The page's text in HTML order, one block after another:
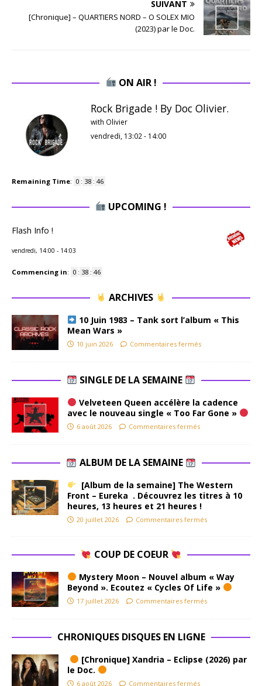
SUIVANT
[Chronique] – QUARTIERS NORD – O SOLEX MIO
(2023) par le Doc.
ON AIR !
Rock Brigade ! By Doc Olivier.
with Olivier
vendredi, 13:02 - 14:00
Remaining Time: 0 : 38 : 45
UPCOMING !
Flash Info !
vendredi, 14:00 - 14:03
Commencing in: 0 : 38 : 45
ARCHIVES
10 Juin 1983 – Tank sort l’album « This
Mean Wars »
10 juin 2026 Commentaires fermés
SINGLE DE LA SEMAINE
Velveteen Queen accélère la cadence
avec le nouveau single « Too Far Gone »
6 août 2026 Commentaires fermés
ALBUM DE LA SEMAINE
[Album de la semaine] The Western
Front – Eureka . Découvrez les titres à 10
heures, 13 heures et 21 heures !
20 juillet 2026 Commentaires fermés
COUP DE COEUR
Mystery Moon – Nouvel album « Way
Beyond ». Ecoutez « Cycles Of Life »
17 juillet 2026 Commentaires fermés
CHRONIQUES DISQUES EN LIGNE
[Chronique] Xandria – Eclipse (2026) par
le Doc.
6 août 2026 Commentaires fermés